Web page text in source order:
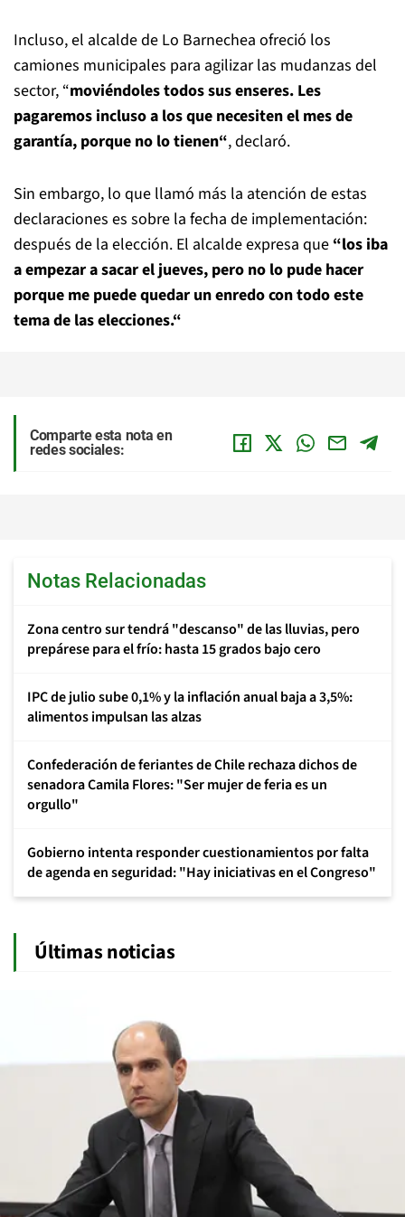
Incluso, el alcalde de Lo Barnechea ofreció los
camiones municipales para agilizar las mudanzas del
sector, “moviéndoles todos sus enseres. Les
pagaremos incluso a los que necesiten el mes de
garantía, porque no lo tienen“, declaró.
Sin embargo, lo que llamó más la atención de estas
declaraciones es sobre la fecha de implementación:
después de la elección. El alcalde expresa que “los iba
a empezar a sacar el jueves, pero no lo pude hacer
porque me puede quedar un enredo con todo este
tema de las elecciones.“
Comparte esta nota en
redes sociales:
Notas Relacionadas
Zona centro sur tendrá "descanso" de las lluvias, pero
prepárese para el frío: hasta 15 grados bajo cero
IPC de julio sube 0,1% y la inflación anual baja a 3,5%:
alimentos impulsan las alzas
Confederación de feriantes de Chile rechaza dichos de
senadora Camila Flores: "Ser mujer de feria es un
orgullo"
Gobierno intenta responder cuestionamientos por falta
de agenda en seguridad: "Hay iniciativas en el Congreso"
Últimas noticias